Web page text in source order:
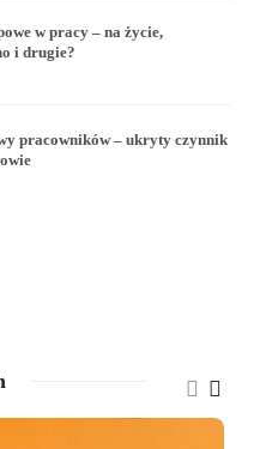
w pracy – na życie,
i drugie?
pracowników – ukryty czynnik